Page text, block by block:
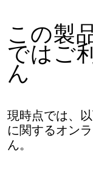
この製
ではご
ん
現時点では、
に関するオン
ん。